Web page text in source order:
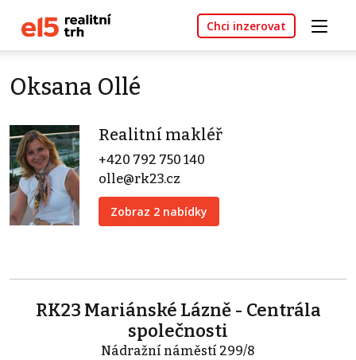
Chci inzerovat
Oksana Ollé
Realitní makléř
+420 792 750 140
olle@rk23.cz
Zobraz 2 nabídky
RK23 Mariánské Lázně - Centrála
společnosti
Nádražní náměstí 299/8